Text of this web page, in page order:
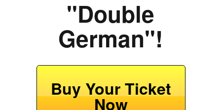
"Double
German"!
Buy Your Ticket
Now